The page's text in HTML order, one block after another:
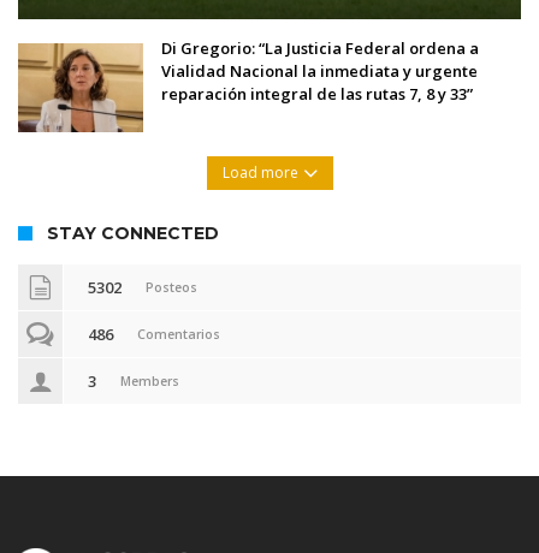
Di Gregorio: “La Justicia Federal ordena a
Vialidad Nacional la inmediata y urgente
reparación integral de las rutas 7, 8 y 33”
Load more
STAY CONNECTED
5302 Posteos
486 Comentarios
3 Members